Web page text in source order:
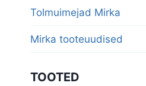
Tolmuimejad Mirka
Mirka tooteuudised
TOOTED